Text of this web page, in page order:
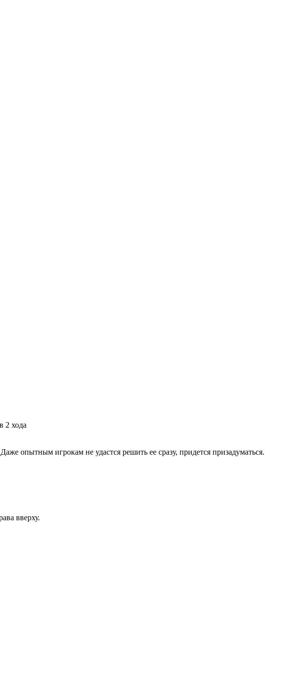
опытным игрокам не удастся решить ее сразу, придется призадуматься.
вверху.